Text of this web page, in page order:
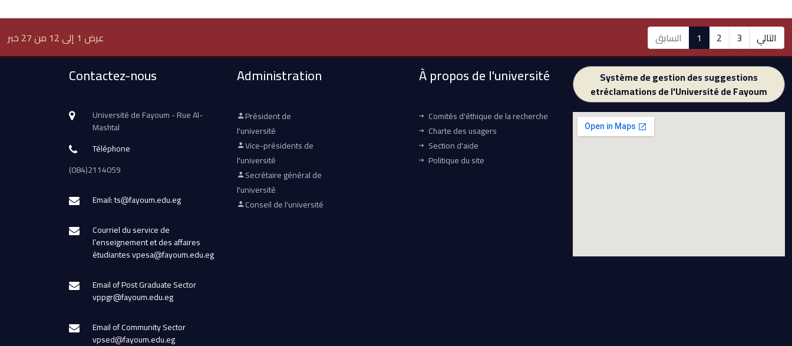
عرض 1 إلى 12 من 27 خبر السابق 1 2 3 التالي
Contactez-nous
Université de Fayoum - Rue Al-
Mashtal
Téléphone
(084)2114059
Email: ts@fayoum.edu.eg
Courriel du service de
l’enseignement et des affaires
étudiantes vpesa@fayoum.edu.eg
Email of Post Graduate Sector
vppgr@fayoum.edu.eg
Email of Community Sector
vpsed@fayoum.edu.eg
Administration
Président de
l'université
Vice-présidents de
l'université
Secrétaire général de
l'université
Conseil de l'université
À propos de l'université
Comités d'éthique de la recherche
Charte des usagers
Section d'aide
Politique du site
Système de gestion des suggestions
etréclamations de l'Université de Fayoum